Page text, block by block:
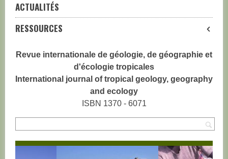
ACTUALITÉS
RESSOURCES
Revue internationale de géologie, de géographie et
d'écologie tropicales
International journal of tropical geology, geography
and ecology
ISBN 1370 - 6071